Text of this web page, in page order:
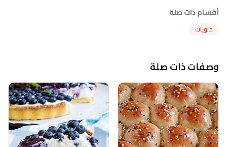
أقسام ذات صلة
حلويات
وصفات ذات صلة